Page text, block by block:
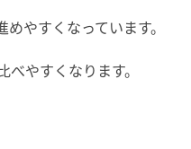
やすくなっています。
やすくなります。